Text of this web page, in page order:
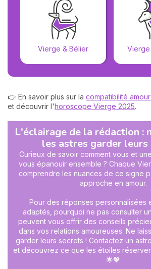
Vierge & Bélier Vierge
👉 En savoir plus sur la compatibilité
et découvrir l'horoscope Vierge 2025.
L'éclairage de la rédaction :
les astres garder leurs
Curieux de savoir comment vous et
vous épanouir ensemble ? Chaque
comprendre les nuances de ce signe
approche en amour.
Pour des réponses personnalisées
adaptés, pourquoi ne pas consulter
peuvent vous offrir des conseils
dans vos relations amoureuses. Ne
garder leurs secrets ! Contactez un
et découvrez ce que les étoiles
🌟💖